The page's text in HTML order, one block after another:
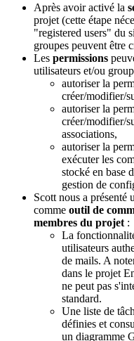
Après avoir activé la
projet (cette étape
"registered users" du
groupes peuvent être
Les permissions
utilisateurs et/ou
autoriser la
créer/modifier/
autoriser la
créer/modifier/
associations,
autoriser la
exécuter les
stocké en base
gestion de
Scott nous a présenté
comme outil de
membres du projet :
La
utilisateurs
de mails. A
dans le projet
ne peut pas
standard.
Une liste de
définies et
un diagramme